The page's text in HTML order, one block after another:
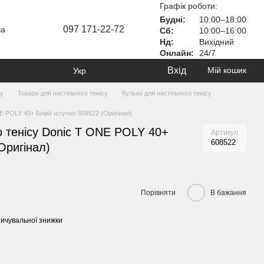
097 171-22-72
Графік роботи:
Будні:
10:00–18:00
Сб:
10:00–16:00
Нд:
Вихідний
Онлайн:
24/7
Укр Вхід Мій кошик
Товари для настільного тенісу
Кульки для настільного тенісу
POLY 40+ Білий штучно 608522 (Оригінал)
тенісу Donic T ONE POLY 40+
Артикул
608522
Порівняти В бажання
знижки